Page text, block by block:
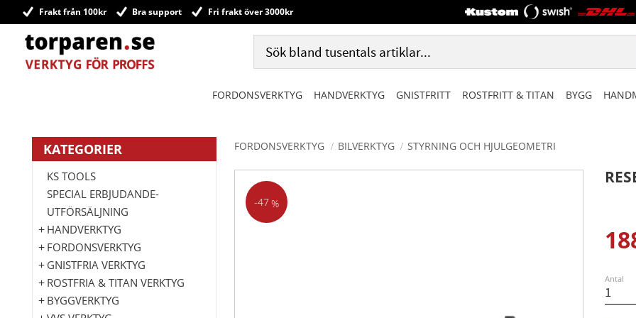
Frakt från 100kr Bra support Fri frakt över 3000kr
FORDONSVERKTYG HANDVERKTYG GNISTFRITT ROSTFRITT & TITAN BYGG
FORDONSVERKTYG BILVERKTYG STYRNING OCH HJULGEOMETRI
47%
Antal
KATEGORIER
KS TOOLS
SPECIAL ERBJUDANDE-
UTFÖRSÄLJNING
HANDVERKTYG
FORDONSVERKTYG
GNISTFRIA VERKTYG
ROSTFRIA & TITAN VERKTYG
BYGGVERKTYG